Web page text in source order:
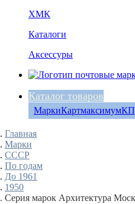
ХМК
Каталоги
Аксессуры
Каталог товаров
МаркиКартмаксимум
Главная
Марки
СССР
По годам
До 1961
1950
Серия марок Архитектура